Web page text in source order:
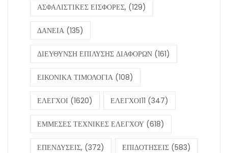
ΑΣΦΑΛΙΣΤΙΚΕΣ ΕΙΣΦΟΡΕΣ, (129)
ΔΑΝΕΙΑ (135)
ΔΙΕΥΘΥΝΣΗ ΕΠΙΛΥΣΗΣ ΔΙΑΦΟΡΩΝ (161)
ΕΙΚΟΝΙΚΑ ΤΙΜΟΛΟΓΙΑ (108)
ΕΛΕΓΧΟΙ (1620) ΕΛΕΓΧΟΙ11 (347)
ΕΜΜΕΣΕΣ ΤΕΧΝΙΚΕΣ ΕΛΕΓΧΟΥ (618)
ΕΠΕΝΔΥΣΕΙΣ, (372) ΕΠΙΔΟΤΗΣΕΙΣ (583)